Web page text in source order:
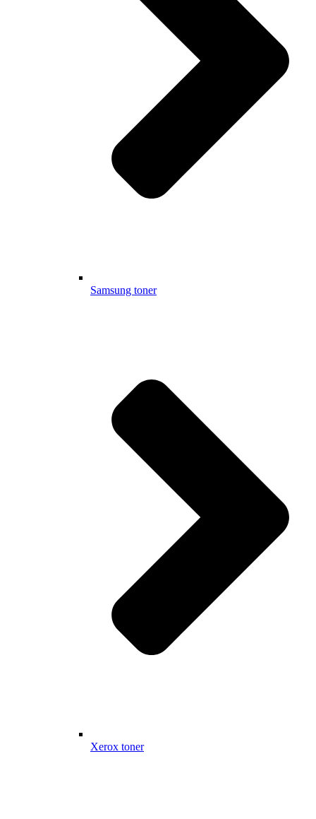
Samsung toner
Xerox toner